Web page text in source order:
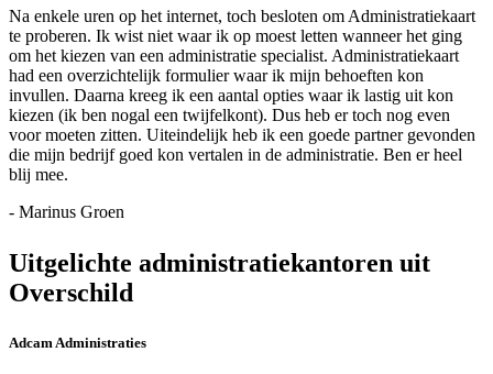
Na enkele uren op het internet, toch besloten om Administratiekaart
te proberen. Ik wist niet waar ik op moest letten wanneer het ging
om het kiezen van een administratie specialist. Administratiekaart
had een overzichtelijk formulier waar ik mijn behoeften kon
invullen. Daarna kreeg ik een aantal opties waar ik lastig uit kon
kiezen (ik ben nogal een twijfelkont). Dus heb er toch nog even
voor moeten zitten. Uiteindelijk heb ik een goede partner gevonden
die mijn bedrijf goed kon vertalen in de administratie. Ben er heel
blij mee.
- Marinus Groen
Uitgelichte administratiekantoren uit
Overschild
Adcam Administraties